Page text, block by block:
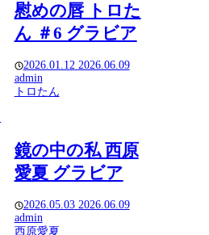
慰めの唇 トロた
ん ＃6 グラビア
2026.01.12 2026.06.09
admin
トロたん
鏡の中の私 西原
愛夏 グラビア
2026.05.03 2026.06.09
admin
西原愛夏